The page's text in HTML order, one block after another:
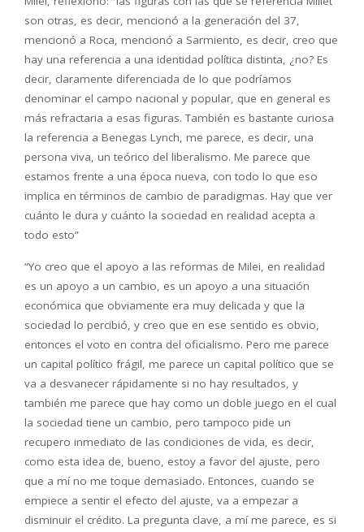
son otras, es decir, mencionó a la generación del 37,
mencionó a Roca, mencionó a Sarmiento, es decir, creo que
hay una referencia a una identidad política distinta, ¿no? Es
decir, claramente diferenciada de lo que podríamos
denominar el campo nacional y popular, que en general es
más refractaria a esas figuras. También es bastante curiosa
la referencia a Benegas Lynch, me parece, es decir, una
persona viva, un teórico del liberalismo. Me parece que
estamos frente a una época nueva, con todo lo que eso
implica en términos de cambio de paradigmas. Hay que ver
cuánto le dura y cuánto la sociedad en realidad acepta a
todo esto”
“Yo creo que el apoyo a las reformas de Milei, en realidad
es un apoyo a un cambio, es un apoyo a una situación
económica que obviamente era muy delicada y que la
sociedad lo percibió, y creo que en ese sentido es obvio,
entonces el voto en contra del oficialismo. Pero me parece
un capital político frágil, me parece un capital político que se
va a desvanecer rápidamente si no hay resultados, y
también me parece que hay como un doble juego en el cual
la sociedad tiene un cambio, pero tampoco pide un
recupero inmediato de las condiciones de vida, es decir,
como esta idea de, bueno, estoy a favor del ajuste, pero
que a mí no me toque demasiado. Entonces, cuando se
empiece a sentir el efecto del ajuste, va a empezar a
disminuir el crédito. La pregunta clave, a mí me parece, es si